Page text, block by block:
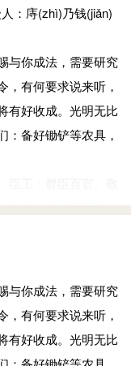
：庤(zhì)乃钱(jiǎn)
与你成法，需要研究
，有何要求说来听，
有好收成。光明无比
：备好锄铲等农具，
臣工：群臣百官。敬
问、商量。茹：调
与你成法，需要研究
，有何要求说来听，
有好收成。光明无比